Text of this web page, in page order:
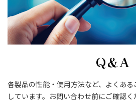
Q＆A
各製品の性能・使用方法など、よくあ
しています。お問い合わせ前にご確認く